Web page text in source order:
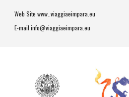
Web Site www..viaggiaeimpara.eu
E-mail info@viaggiaeimpara.eu